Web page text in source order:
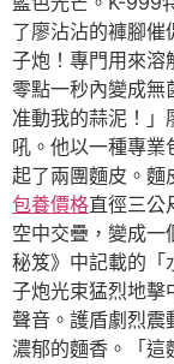
了廖沾沾的褲腳催
子炮！專門用來溶
零點一秒內變成無
准動我的蒜泥！」
吼。他以一種專業
起了兩團麵皮。麵
包養價格直徑三公
空中交疊，變成一
秘笈》中記載的「
子炮光束猛烈地擊
聲音。護盾劇烈震
濃郁的麵香。「這